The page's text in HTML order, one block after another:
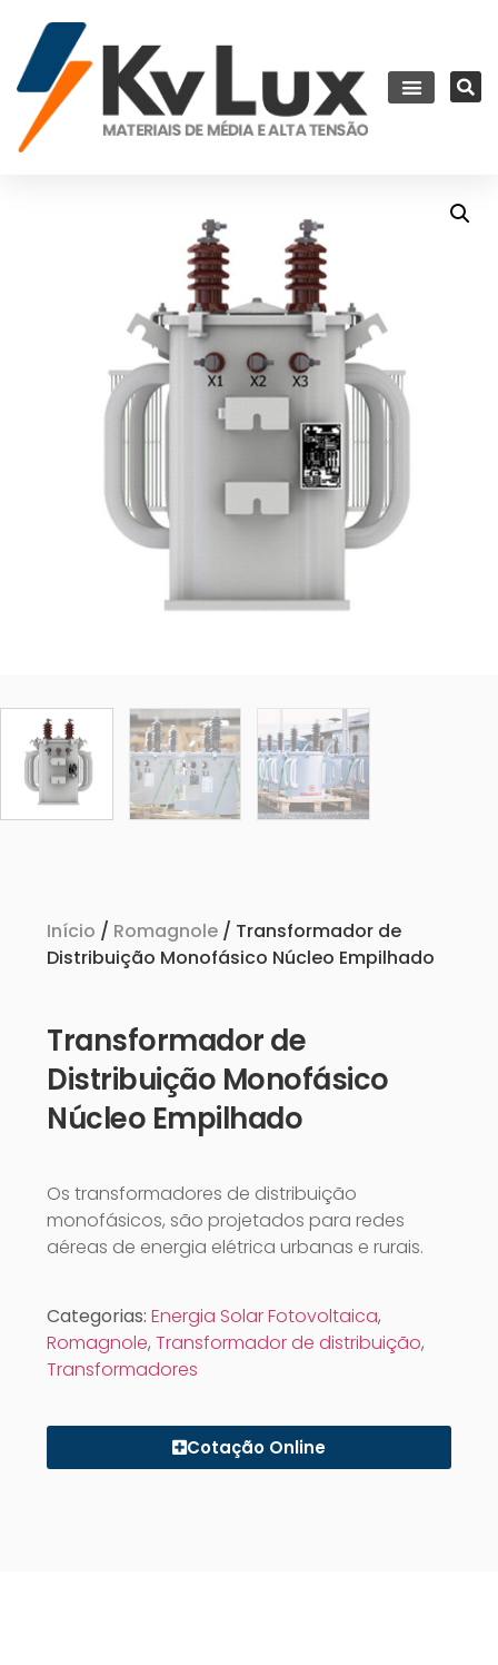
Início / Romagnole / Transformador de
Distribuição Monofásico Núcleo Empilhado
Transformador de
Distribuição Monofásico
Núcleo Empilhado
Os transformadores de distribuição
monofásicos, são projetados para redes
aéreas de energia elétrica urbanas e rurais.
Categorias: Energia Solar Fotovoltaica,
Romagnole, Transformador de distribuição,
Transformadores
Cotação Online